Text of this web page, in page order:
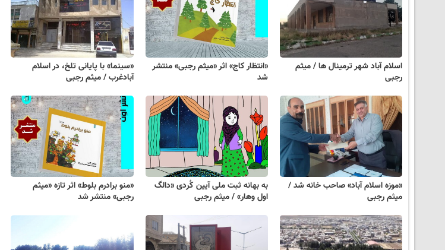
اسلام آباد شهر ترمینال ها / میثم
رجبی
«انتظار کاج» اثر «میثم رجبی» منتشر
شد
«سینما» با پایانی تلخ، در اسلام
آبادغرب / میثم رجبی
«موزه اسلام آباد» صاحب خانه شد /
میثم رجبی
به بهانه‌ ثبت ملی آیین کُردی «دالگ
اول وهار» / میثم رجبی
«منو برادرم بلوط» اثر تازه «میثم
رجبی» منتشر شد